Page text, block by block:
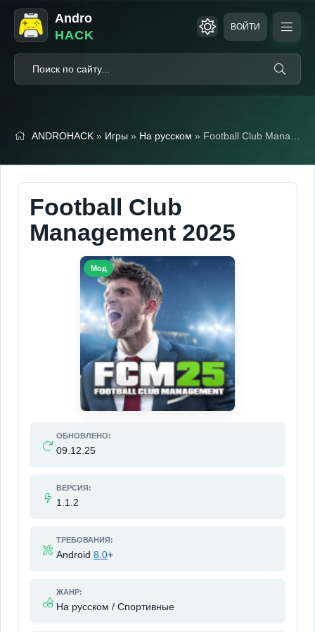
Andro
HACK
ВОЙТИ
ANDROHACK » Игры » На русском » Football Club Management 2025 (Мод, Много денег)
Football Club
Management 2025
ОБНОВЛЕНО:
09.12.25
ВЕРСИЯ:
1.1.2
ТРЕБОВАНИЯ:
Android 8.0+
ЖАНР:
На русском / Спортивные
Мод